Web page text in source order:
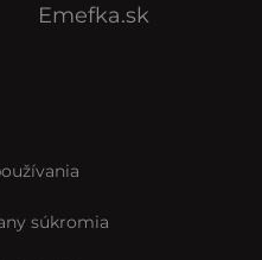
Emefka.sk
súkromia